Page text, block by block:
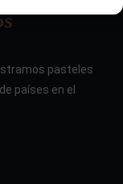
pasteles
países en el